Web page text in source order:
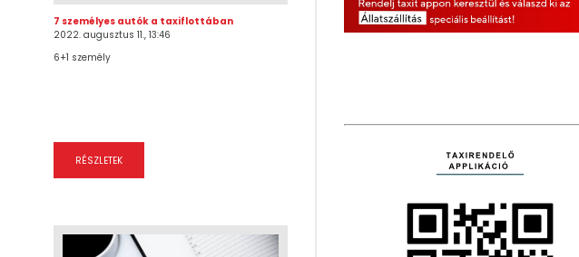
7 személyes autók a taxiflottában
2022. augusztus 11., 13:46
6+1 személy
RÉSZLETEK